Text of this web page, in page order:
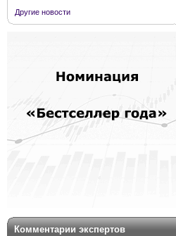
Другие новости
Комментарии экспертов